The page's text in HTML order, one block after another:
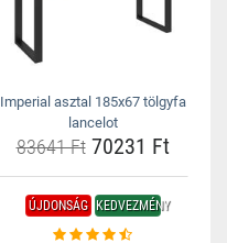
Imperial asztal 185x67 tölgyfa
lancelot
83641 Ft70231 Ft
ÚJDONSÁG KEDVEZMÉNY